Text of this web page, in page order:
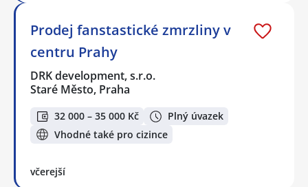
Prodej fanstastické zmrzliny v
centru Prahy
DRK development, s.r.o.
Staré Město, Praha
32 000 – 35 000 Kč
Plný úvazek
Vhodné také pro cizince
včerejší